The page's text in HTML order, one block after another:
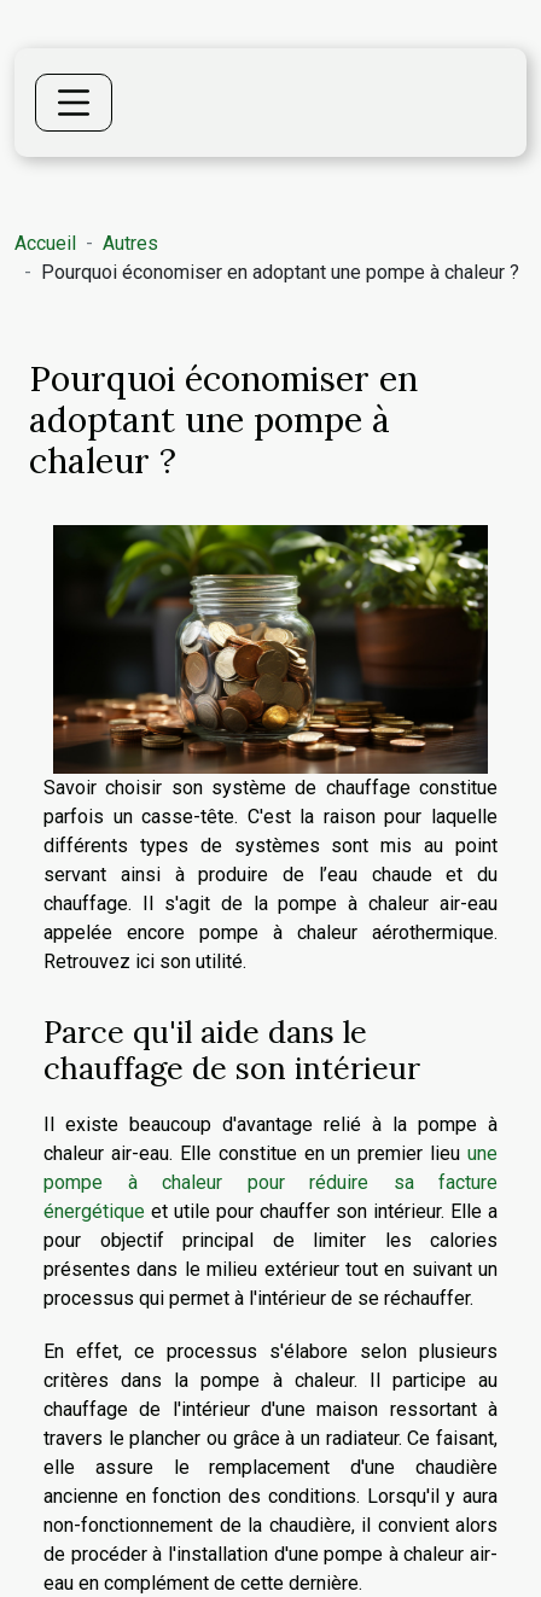
Accueil
Autres
Pourquoi économiser en adoptant une pompe à chaleur ?
Pourquoi économiser en
adoptant une pompe à
chaleur ?
Savoir choisir son système de chauffage constitue
parfois un casse-tête. C'est la raison pour laquelle
différents types de systèmes sont mis au point
servant ainsi à produire de l’eau chaude et du
chauffage. Il s'agit de la pompe à chaleur air-eau
appelée encore pompe à chaleur aérothermique.
Retrouvez ici son utilité.
Parce qu'il aide dans le
chauffage de son intérieur
Il existe beaucoup d'avantage relié à la pompe à
chaleur air-eau. Elle constitue en un premier lieu une
pompe à chaleur pour réduire sa facture
énergétique et utile pour chauffer son intérieur. Elle a
pour objectif principal de limiter les calories
présentes dans le milieu extérieur tout en suivant un
processus qui permet à l'intérieur de se réchauffer.
En effet, ce processus s'élabore selon plusieurs
critères dans la pompe à chaleur. Il participe au
chauffage de l'intérieur d'une maison ressortant à
travers le plancher ou grâce à un radiateur. Ce faisant,
elle assure le remplacement d'une chaudière
ancienne en fonction des conditions. Lorsqu'il y aura
non-fonctionnement de la chaudière, il convient alors
de procéder à l'installation d'une pompe à chaleur air-
eau en complément de cette dernière.